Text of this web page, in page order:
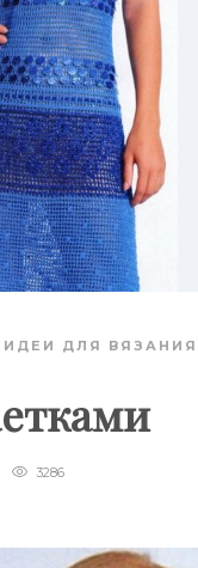
ИДЕИ ДЛЯ ВЯЗАНИЯ
3286